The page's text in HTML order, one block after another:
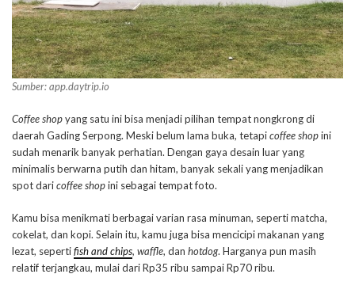
Sumber: app.daytrip.io
Coffee shopyang satu ini bisa menjadi pilihan tempat nongkrong di
daerah Gading Serpong. Meski belum lama buka, tetapicoffee shopini
sudah menarik banyak perhatian. Dengan gaya desain luar yang
minimalis berwarna putih dan hitam, banyak sekali yang menjadikan
spot daricoffee shopini sebagai tempat foto.
Kamu bisa menikmati berbagai varian rasa minuman, seperti matcha,
cokelat, dan kopi. Selain itu, kamu juga bisa mencicipi makanan yang
lezat, sepertifish and chips, waffle, dan hotdog. Harganya pun masih
relatif terjangkau, mulai dari Rp35 ribu sampai Rp70 ribu.